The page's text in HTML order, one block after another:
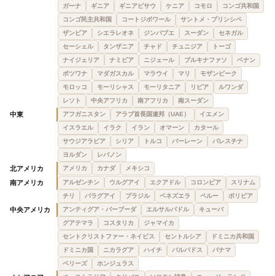
ガーナ
ギニア ギニアビサウ ケニア コモロ
コンゴ共和国
コンゴ民主共和国
コートジボワール
サントメ・プリンシペ
ザンビア
シエラレオネ ジンバブエ スーダン
セネガル
セーシェル
タンザニア チャド チュニジア
トーゴ
ナイジェリア
ナミビア ニジェール ブルキナファソ
ベナン
ボツワナ
マダガスカル マラウイ マリ
モザンビーク
モロッコ
モーリシャス モーリタニア リビア
ルワンダ
レソト
中央アフリカ 南アフリカ 南スーダン
中東 アフガニスタン アラブ首長国連邦（UAE）
イエメン
イスラエル
イラク イラン オマーン
カタール
サウジアラビア
シリア トルコ バーレーン
パレスチナ
ヨルダン
レバノン
北アメリカ アメリカ カナダ メキシコ
南アメリカ アルゼンチン ウルグアイ エクアドル コロンビア
スリナム
チリ
パラグアイ ブラジル ベネズエラ ペルー ボリビア
中央アメリカ アンティグア・バーブーダ エルサルバドル
キューバ
グアテマラ
コスタリカ
ジャマイカ
セントクリストファー・ネイビス
セントルシア
ドミニカ共和国
ドミニカ国
ニカラグア ハイチ バルバドス
パナマ
ベリーズ
ホンジュラス